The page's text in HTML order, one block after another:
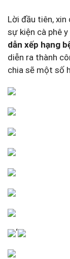
Lời đầu tiên,
sự kiện cà phê
dẫn xếp hạng
diễn ra thành
chia sẽ một số
‘